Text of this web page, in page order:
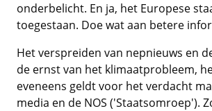
onderbelicht. En ja, het Europese
toegestaan. Doe wat aan betere
Het verspreiden van nepnieuws en
de ernst van het klimaatprobleem,
eveneens geldt voor het verdacht
media en de NOS ('Staatsomroep').